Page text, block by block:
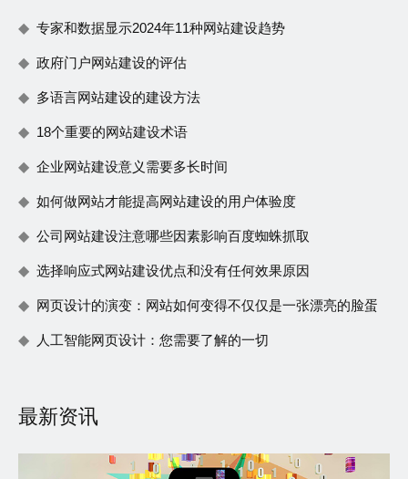
专家和数据显示2024年11种网站建设趋势
政府门户网站建设的评估
多语言网站建设的建设方法
18个重要的网站建设术语
企业网站建设意义需要多长时间
如何做网站才能提高网站建设的用户体验度
公司网站建设注意哪些因素影响百度蜘蛛抓取
选择响应式网站建设优点和没有任何效果原因
网页设计的演变：网站如何变得不仅仅是一张漂亮的脸蛋
人工智能网页设计：您需要了解的一切
最新资讯